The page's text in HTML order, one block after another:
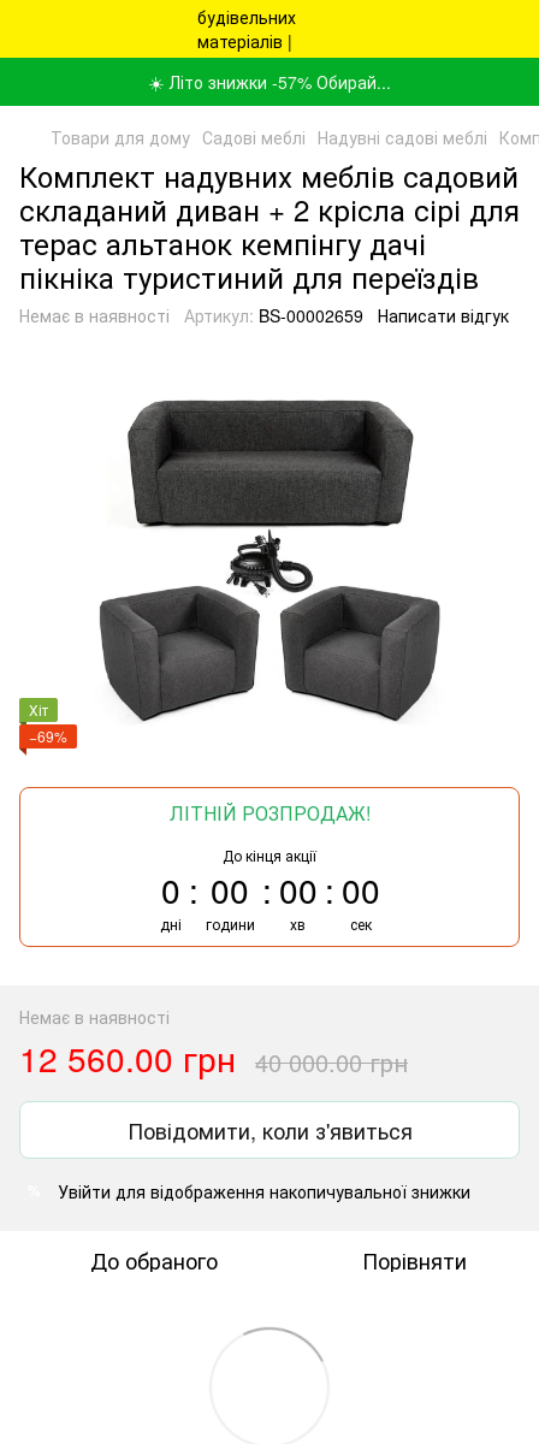
☀️ Літо знижки -57% Обирай...
Товари для дому Садові меблі Надувні садові меблі
Комплект надувних меблів садовий
складаний диван + 2 крісла сірі для
терас альтанок кемпінгу дачі
пікніка туристиний для переїздів
Немає в наявності Артикул: BS-00002659 Написати відгук
Хіт
−69%
ЛІТНІЙ РОЗПРОДАЖ!
До кінця акції
0
дні
00
години
00
хв
00
сек
Немає в наявності
12 560.00 грн 40 000.00 грн
Повідомити, коли з'явиться
Увійти для відображення накопичувальної знижки
До обраного Порівняти